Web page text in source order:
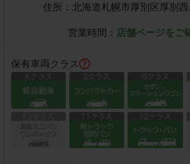
住所： 北海道札幌市厚別区厚別
営業時間： 店舗ページをご
保有車両クラス